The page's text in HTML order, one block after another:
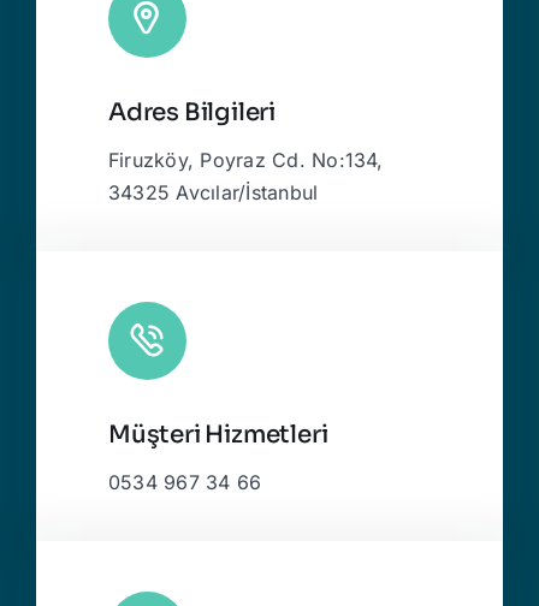
Adres Bilgileri
Firuzköy, Poyraz Cd. No:134,
34325 Avcılar/İstanbul
Müşteri Hizmetleri
0534 967 34 66